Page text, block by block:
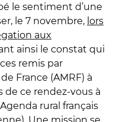
le sentiment d’une
le 7 novembre, lors
aux
ainsi le constat qui
remis par
France (AMRF) à
de ce rendez-vous à
Agenda rural français
Une mission se